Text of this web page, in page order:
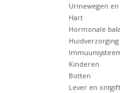
Urinewegen
Hart
Hormonale
Huidverzorging
Kinderen
Botten
Lever en